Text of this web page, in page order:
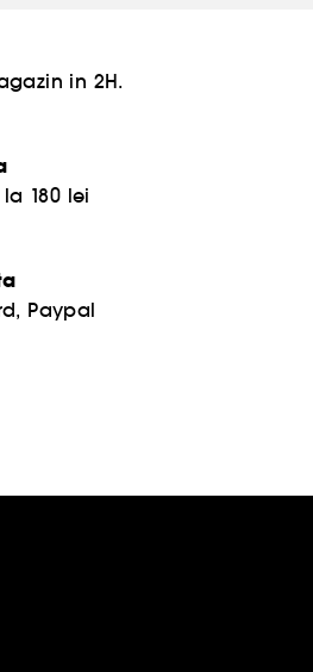
in 2H.
180 lei
Paypal